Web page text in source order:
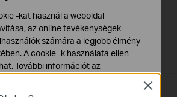
in Features and Application
Series Switches
views
Unstable Internet Issue on OmadaClose
-kat használ a weboldal
az online tevékenységek
számára a legjobb élmény
A cookie -k használata ellen
További információt az